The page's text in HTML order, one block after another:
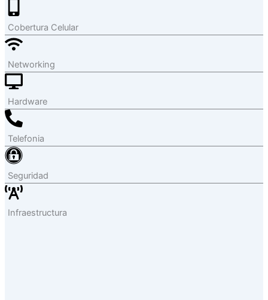
Cobertura Celular
Networking
Hardware
Telefonia
Seguridad
Infraestructura